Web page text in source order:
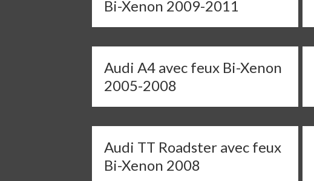
Bi-Xenon 2009-2011
Audi A4 avec feux Bi-Xenon
2005-2008
Audi TT Roadster avec feux
Bi-Xenon 2008